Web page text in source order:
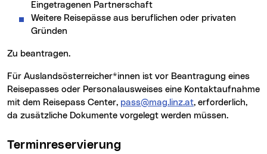
Eingetragenen Partnerschaft
Weitere Reisepässe aus beruflichen oder privaten
Gründen
zu beantragen.
Für Auslandsösterreicher*innen ist vor Beantragung eines
Reisepasses oder Personalausweises eine Kontaktaufnahme
mit dem Reisepass Center, pass@mag.linz.at, erforderlich,
da zusätzliche Dokumente vorgelegt werden müssen.
Terminreservierung